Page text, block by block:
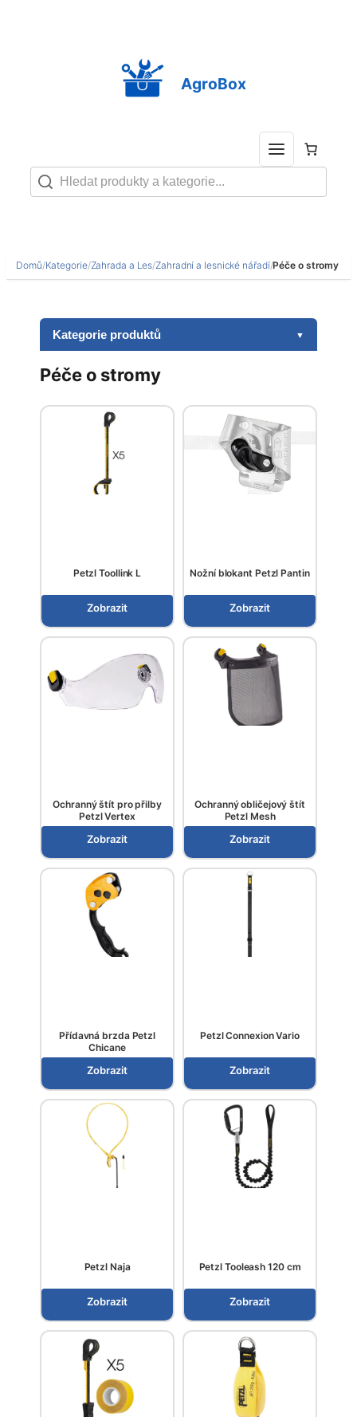
AgroBox
Domů/Kategorie/Zahrada a Les/Zahradní a lesnické nářadí/Péče o stromy
Kategorie produktů ▼
Péče o stromy
Petzl Toollink L
Zobrazit
Nožní blokant Petzl Pantin
Zobrazit
Ochranný štít pro přilby
Petzl Vertex
Zobrazit
Ochranný obličejový štít
Petzl Mesh
Zobrazit
Přídavná brzda Petzl
Chicane
Zobrazit
Petzl Connexion Vario
Zobrazit
Petzl Naja
Zobrazit
Petzl Tooleash 120 cm
Zobrazit